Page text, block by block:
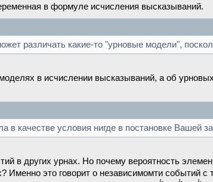
в формуле исчисления высказываний.
различать какие-то "урновые модели",
в исчислении высказываний, а об
качестве условия нигде в постановке Вашей
в других урнах. Но почему вероятность
это говорит о независимомти событий с